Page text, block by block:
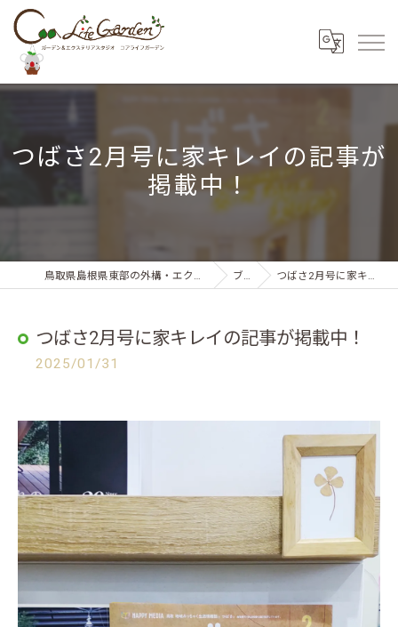
つばさ2月号に家キレイの記事が
掲載中！
鳥取県島根県東部の外構・エクステリアならコアライフガーデン ブログ つばさ2月号に家キレイの記事が掲載中！
つばさ2月号に家キレイの記事が掲載中！
2025/01/31